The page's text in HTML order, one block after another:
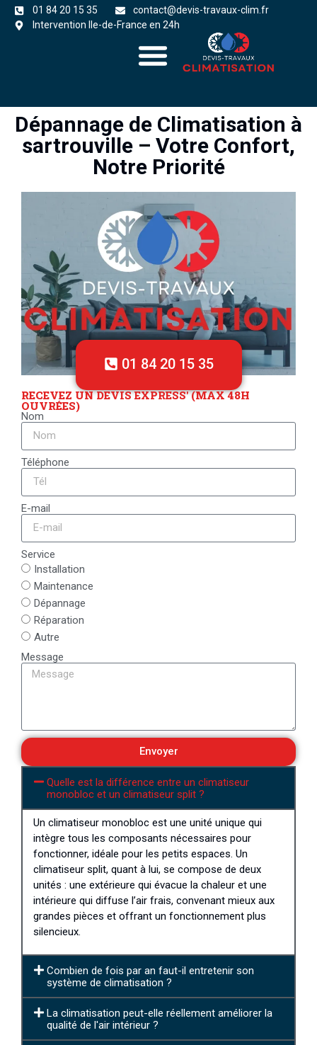
01 84 20 15 35
contact@devis-travaux-clim.fr
Intervention Ile-de-France en 24h
Dépannage de Climatisation à
sartrouville – Votre Confort,
Notre Priorité
01 84 20 15 35
RECEVEZ UN DEVIS EXPRESS' (MAX 48H
OUVRÉES)
Nom
Téléphone
E-mail
Service
Installation
Maintenance
Dépannage
Réparation
Autre
Message
Envoyer
Quelle est la différence entre un climatiseur
monobloc et un climatiseur split ?
Un climatiseur monobloc est une unité unique qui
intègre tous les composants nécessaires pour
fonctionner, idéale pour les petits espaces. Un
climatiseur split, quant à lui, se compose de deux
unités : une extérieure qui évacue la chaleur et une
intérieure qui diffuse l’air frais, convenant mieux aux
grandes pièces et offrant un fonctionnement plus
silencieux.
Combien de fois par an faut-il entretenir son
système de climatisation ?
La climatisation peut-elle réellement améliorer la
qualité de l'air intérieur ?